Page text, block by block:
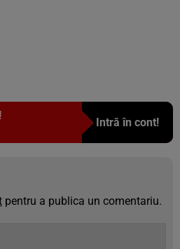
Intră în cont!
pentru a publica un comentariu.